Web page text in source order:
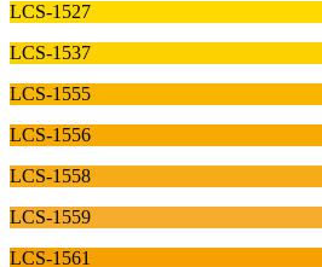
LCS-1527
LCS-1537
LCS-1555
LCS-1556
LCS-1558
LCS-1559
LCS-1561